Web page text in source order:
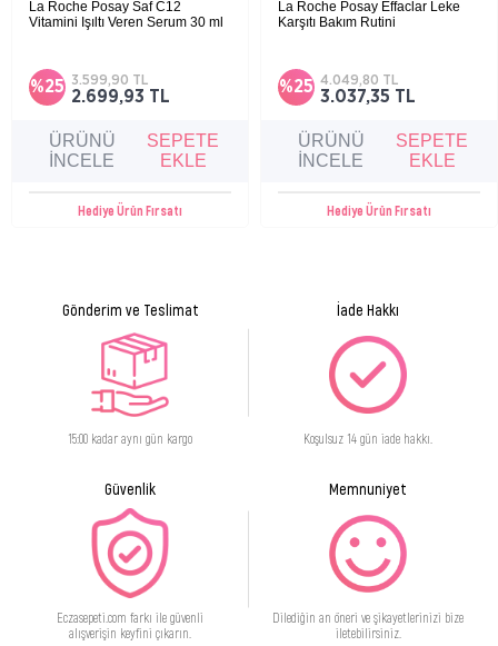
Su bazlıdır, alkol ve parfüm içermez.
Dermoskin Be Bright Arbutin Kompleks Krem 33 Ml
Oluşmuş lekeler üzerinde bakım sağlar.
Tüm cilt tiplerine uygundur.
UYARI:
verilmelidir.
La Roche Posay Saf C12
Vitamini Işıltı Veren Serum 30 ml
%25
2.699,93 TL
3.599,90 TL
Hediye Ürün Fırsatı
ÜRÜNÜ
İNCELE
SEPETE
EKLE
La Roche Posay Effaclar Leke
Karşıtı Bakım Rutini
rutini.
%25
3.037,35 TL
4.049,80 TL
Hediye Ürün Fırsatı
ÜRÜNÜ
İNCELE
SEPETE
EKLE
Gönderim ve Teslimat
15:00 kadar aynı gün kargo
İade Hakkı
Koşulsuz 14 gün iade hakkı.
Güvenlik
Eczasepeti.com farkı ile güvenli
alışverişin keyfini çıkarın.
Memnuniyet
Dilediğin an öneri ve şikayetlerinizi bize
iletebilirsiniz.